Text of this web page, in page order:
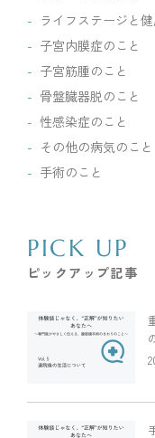
ライフステージと
子宮内膜症のこと
子宮筋腫のこと
骨盤臓器脱のこと
性感染症のこと
その他の病気のこと
手術のこと
PICK UP
ピックアップ記事